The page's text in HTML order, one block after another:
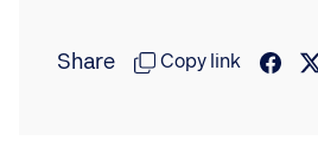
Share Copy link